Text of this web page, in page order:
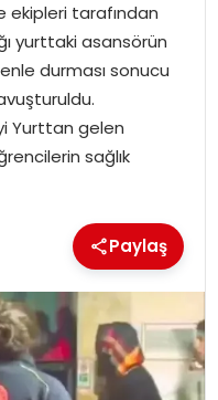
ekipleri tarafından
yurttaki asansörün
durması sonucu
Yurttan gelen
sağlık
Paylaş